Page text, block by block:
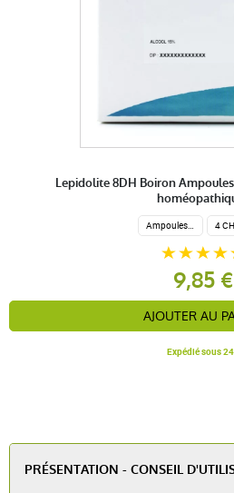
Lepidolite 8DH Boiron
Ampoules buvables 4 CH
9,85 €
AJOUTER AU
Expédié sous
PRÉSENTATION - CONSEIL